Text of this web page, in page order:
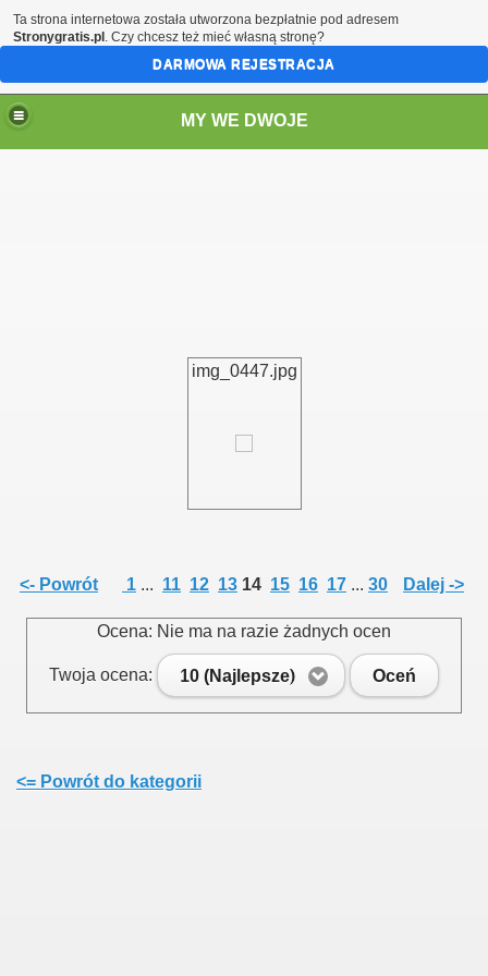
MY WE DWOJE
img_0447.jpg
<- Powrót 1 ... 11 12 13 14 15 16 17 ... 30 Dalej ->
Ocena: Nie ma na razie żadnych ocen
Twoja ocena: 10 (Najlepsze) Oceń
<= Powrót do kategorii
Ta strona internetowa została utworzona bezpłatnie pod adresem
Stronygratis.pl . Czy chcesz też mieć własną stronę?
DARMOWA REJESTRACJA